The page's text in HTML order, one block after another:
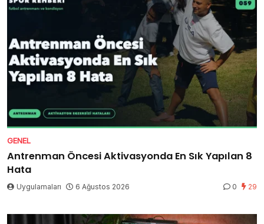
GENEL
Antrenman Öncesi Aktivasyonda En Sık Yapılan 8
Hata
Uygulamaları 6 Ağustos 2026 0 29